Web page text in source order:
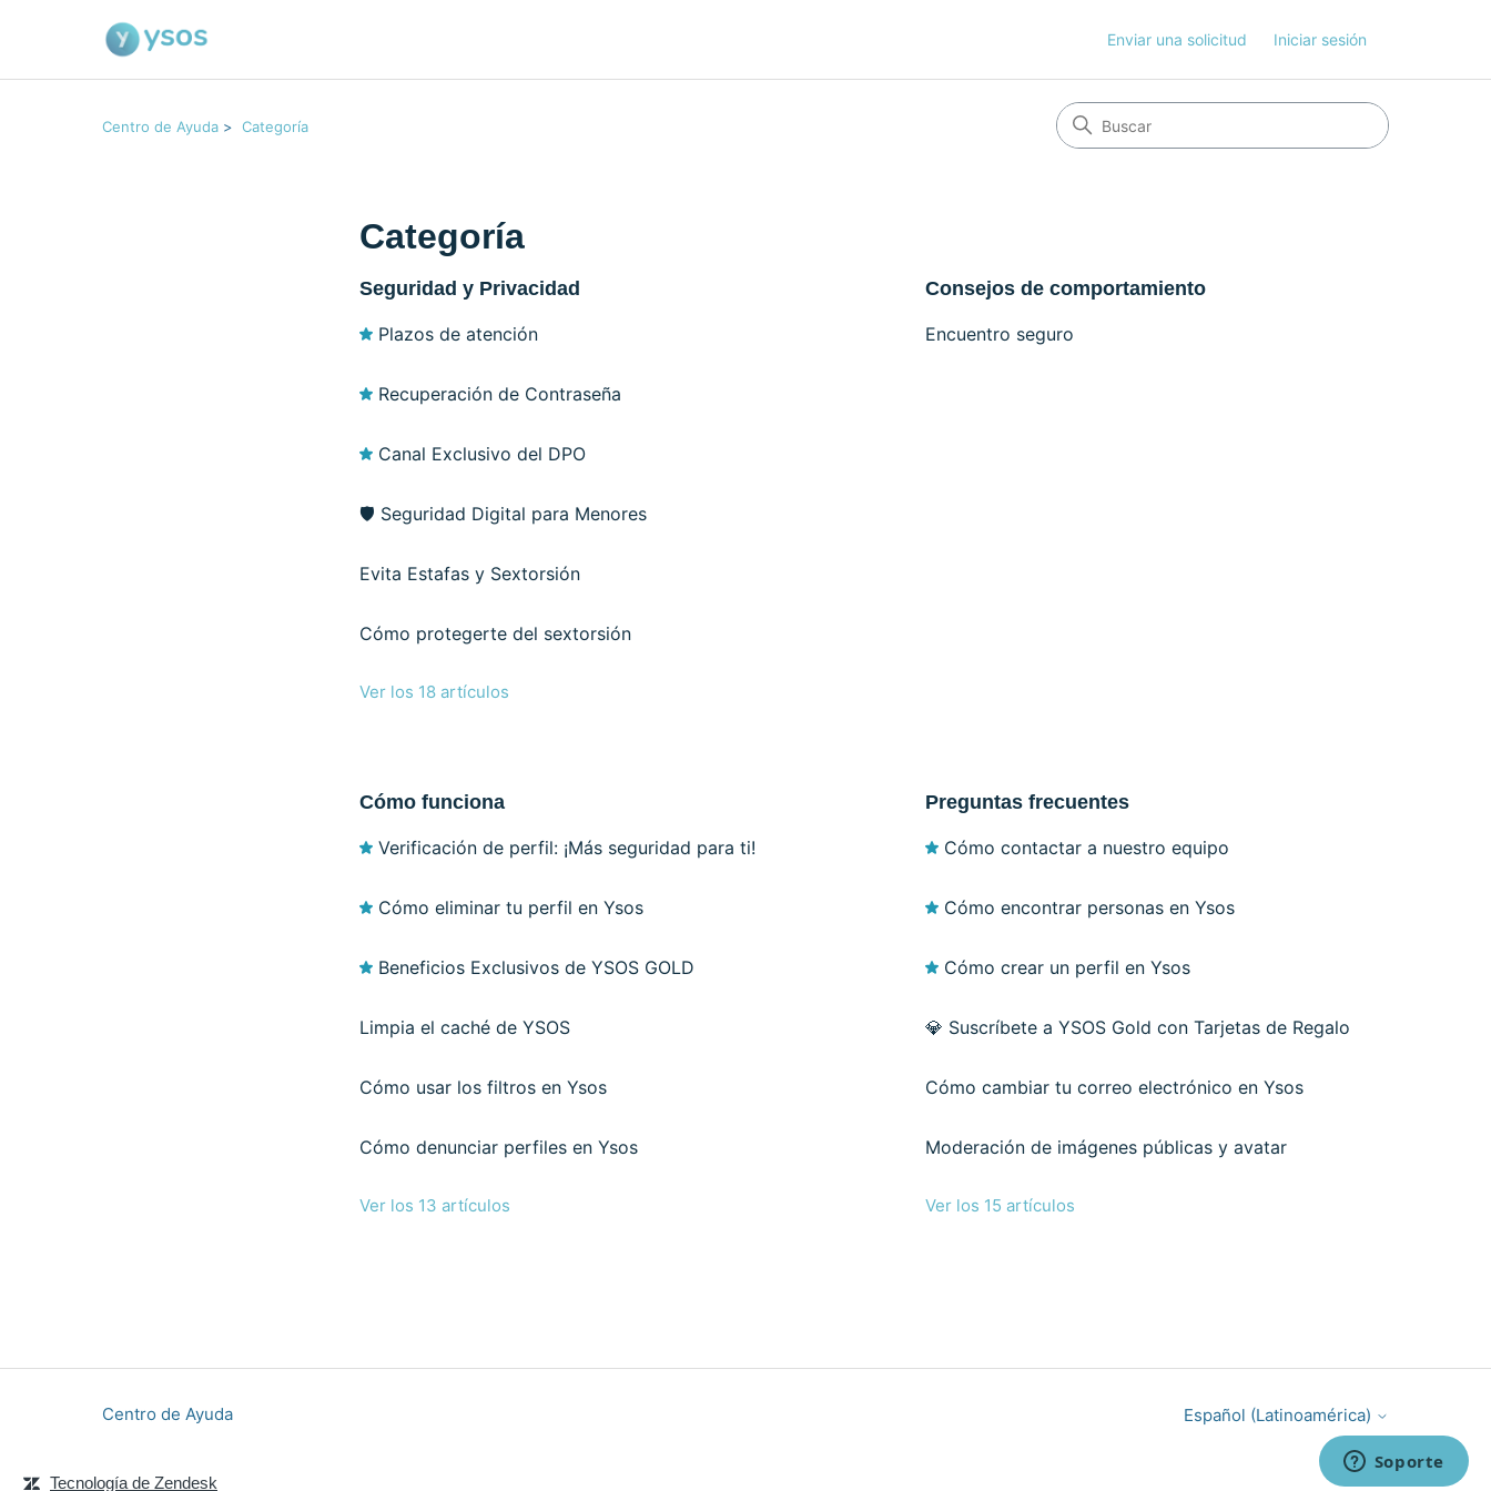
Enviar una solicitud Iniciar sesión
Centro de Ayuda Categoría
Categoría
Seguridad y Privacidad
Plazos de atención
Recuperación de Contraseña
Canal Exclusivo del DPO
🛡️ Seguridad Digital para Menores
Evita Estafas y Sextorsión
Cómo protegerte del sextorsión
Ver los 18 artículos
Consejos de comportamiento
Encuentro seguro
Cómo funciona
Verificación de perfil: ¡Más seguridad para ti!
Cómo eliminar tu perfil en Ysos
Beneficios Exclusivos de YSOS GOLD
Limpia el caché de YSOS
Cómo usar los filtros en Ysos
Cómo denunciar perfiles en Ysos
Ver los 13 artículos
Preguntas frecuentes
Cómo contactar a nuestro equipo
Cómo encontrar personas en Ysos
Cómo crear un perfil en Ysos
💎 Suscríbete a YSOS Gold con Tarjetas de Regalo
Cómo cambiar tu correo electrónico en Ysos
Moderación de imágenes públicas y avatar
Ver los 15 artículos
Centro de Ayuda Español (Latinoamérica)
Tecnología de Zendesk